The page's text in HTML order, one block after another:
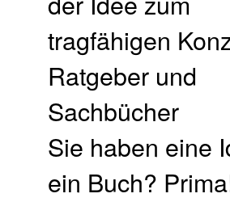
Sie haben eine
ein Buch?